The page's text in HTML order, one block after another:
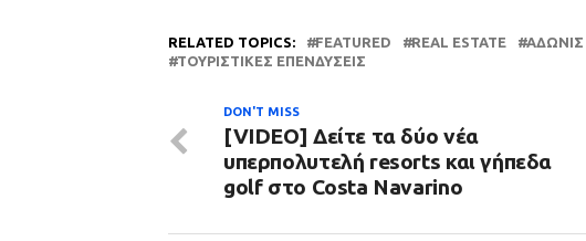
RELATED TOPICS: FEATURED REAL ESTATE ΆΔΩΝΙΣ
ΤΟΥΡΙΣΤΙΚΈΣ ΕΠΕΝΔΎΣΕΙΣ
DON'T MISS
[VIDEO] Δείτε τα δύο νέα
υπερπολυτελή resorts και γήπεδα
golf στο Costa Navarino